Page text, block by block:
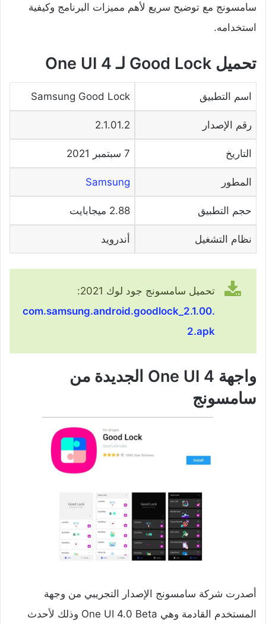
سامسونج مع توضيح سريع لأهم مميزات البرنامج وكيفية
استخدامه.
تحميل Good Lock لـ One UI 4
اسم التطبيق Samsung Good Lock
رقم الإصدار 2.1.01.2
التاريخ 7 سبتمبر 2021
المطور Samsung
حجم التطبيق 2.88 ميجابايت
نظام التشغيل أندرويد
تحميل سامسونج جود لوك 2021:
com.samsung.android.goodlock_2.1.00.
2.apk
واجهة One UI 4 الجديدة من
سامسونج
أصدرت شركة سامسونج الإصدار التجريبي من وجهة
المستخدم القادمة وهي One UI 4.0 Beta وذلك لأحدث